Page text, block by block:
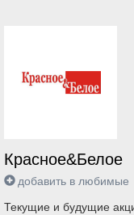
Красное&Белое
добавить в любимые
Текущие и будущие